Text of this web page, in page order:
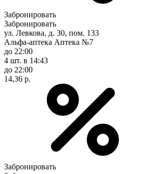
Забронировать
Забронировать
ул. Левкова, д. 30, пом. 133
Альфа-аптека Аптека №7
до 22:00
4 шт. в 14:43
до 22:00
14,36 р.
Забронировать